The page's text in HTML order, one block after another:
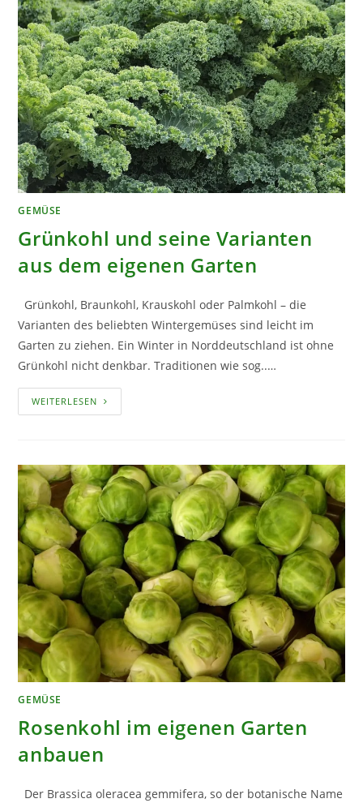
GEMÜSE
Grünkohl und seine Varianten
aus dem eigenen Garten
Grünkohl, Braunkohl, Krauskohl oder Palmkohl – die
Varianten des beliebten Wintergemüses sind leicht im
Garten zu ziehen. Ein Winter in Norddeutschland ist ohne
Grünkohl nicht denkbar. Traditionen wie sog..…
WEITERLESEN GRÜNKOHL
UND
EIGENEN
GARTEN
GEMÜSE
Rosenkohl im eigenen Garten
anbauen
Der Brassica oleracea gemmifera, so der botanische Name